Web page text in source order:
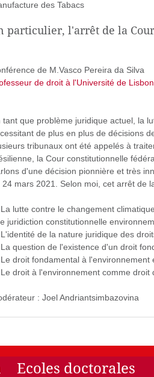
des Tabacs
particulier, l'arrêt de la
de M.Vasco Pereira da Silva
de droit à l'Université de
tant que problème juridique actuel, la
de plus en plus de décisions
tribunaux ont été appelés à
la Cour constitutionnelle
d'une décision pionnière et très
24 mars 2021. Selon moi, cet arrêt de
lutte contre le changement
juridiction constitutionnelle
de la nature juridique des
question de l'existence d'un droit
droit fondamental à l'environnement
droit à l'environnement comme droit
: Joel Andriantsimbazovina
Ecoles doctorales